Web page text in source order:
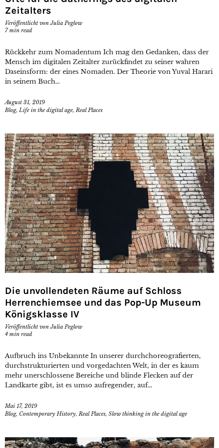
Zeitalters
Veröffentlicht vonJulia Peglow
7 min read
Rückkehr zum Nomadentum Ich mag den Gedanken, dass der
Mensch im digitalen Zeitalter zurückfindet zu seiner wahren
Daseinsform: der eines Nomaden. Der Theorie von Yuval Harari
in seinem Buch...
August 31, 2019
Blog, Life in the digital age, Real Places
Die unvollendeten Räume auf Schloss
Herrenchiemsee und das Pop-Up Museum
Königsklasse IV
Veröffentlicht vonJulia Peglow
4 min read
Aufbruch ins Unbekannte In unserer durchchoreografierten,
durchstrukturierten und vorgedachten Welt, in der es kaum
mehr unerschlossene Bereiche und blinde Flecken auf der
Landkarte gibt, ist es umso aufregender, auf...
Mai 17, 2019
Blog, Contemporary History, Real Places, Slow thinking in the digital age